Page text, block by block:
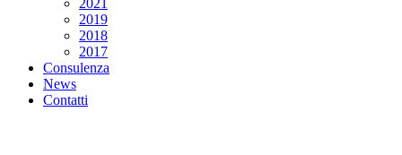
2021
2019
2018
2017
Consulenza
News
Contatti